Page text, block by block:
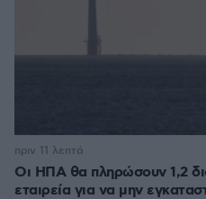
Οι ΗΠΑ θα πληρώσουν 1,2
εταιρεία για να μην
πριν 11 λεπτά